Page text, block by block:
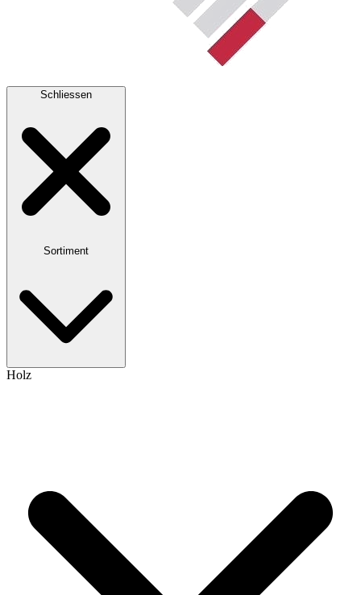
Schliessen
Sortiment
Holz